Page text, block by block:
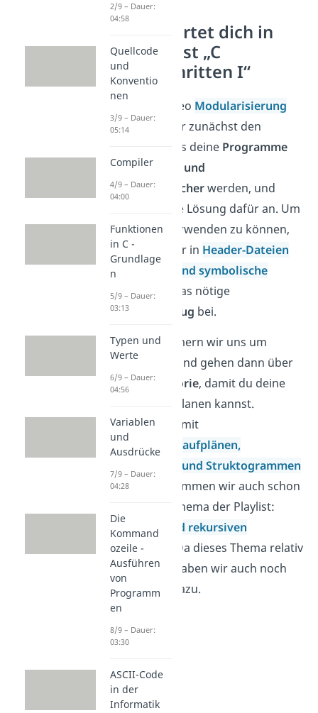
Das erwartet dich in
der Playlist „C
fortgeschritten I“
Im ersten Video Modularisierung
betrachten wir zunächst den
Umstand, dass deine Programme
immer länger und
unübersichtlicherwerden, und
bieten dir eine Lösung dafür an. Um
diese auch verwenden zu können,
bringen wir dir in Header-Dateien
und
Makros und symbolische
Konstanten
das nötige
Handwerkszeug bei.
Danach kümmern wir uns um
Pufferfehler
und gehen dann über
zu etwas
Theorie, damit du deine
Programme planen kannst.
Nachdem wir mit
Programmablaufplänen,
Pseudocodes und Struktogrammen
fertig sind, kommen wir auch schon
zum letzten Thema der Playlist:
iterativen und rekursiven
Funktionen.
Da dieses Thema relativ
komplex ist, haben wir auch noch
eineÜbung dazu.
2/9 – Dauer:
04:58
Quellcode
und
Konventio
nen
3/9 – Dauer:
05:14
Compiler
4/9 – Dauer:
04:00
Funktionen
in C -
Grundlage
n
5/9 – Dauer:
03:13
Typen und
Werte
6/9 – Dauer:
04:56
Variablen
und
Ausdrücke
7/9 – Dauer:
04:28
Die
Kommand
ozeile -
Ausführen
von
Programm
en
8/9 – Dauer:
03:30
ASCII-Code
in der
Informatik